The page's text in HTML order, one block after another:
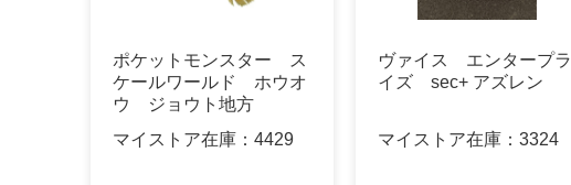
ポケットモンスター ス
ケールワールド ホウオ
ウ ジョウト地方
マイストア在庫： 4429
ヴァイス エンタープラ
イズ sec+ アズレン
マイストア在庫： 3324